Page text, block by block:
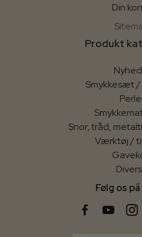
Din
Produkt
Smykkesæt /
Snor, tråd,
Værktøj /
Følg os